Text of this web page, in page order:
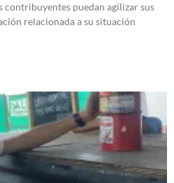
contribuyentes puedan agilizar sus
relacionada a su situación